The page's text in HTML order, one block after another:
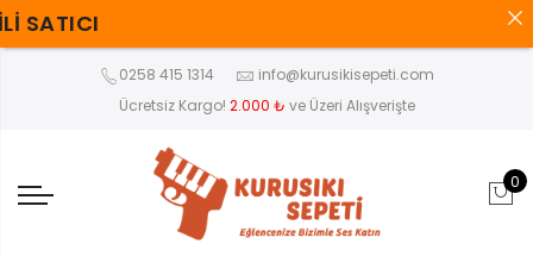
0258 415 1314
info@kurusikisepeti.com
Ücretsiz Kargo! 2.000 ₺ ve Üzeri Alışverişte
0